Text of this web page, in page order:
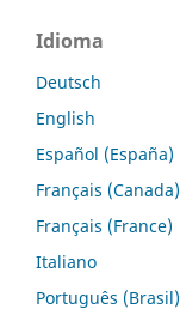
Idioma
Deutsch
English
Español (España)
Français (Canada)
Français (France)
Italiano
Português (Brasil)